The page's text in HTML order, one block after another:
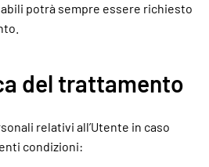
potrà sempre essere richiesto
del trattamento
relativi all’Utente in caso
condizioni: